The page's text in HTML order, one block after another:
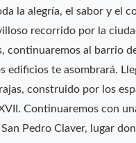
la alegría, el sabor y el
recorrido por la
continuaremos al barrio
edificios te asombrará.
construido por los
Continuaremos con
Pedro Claver, lugar